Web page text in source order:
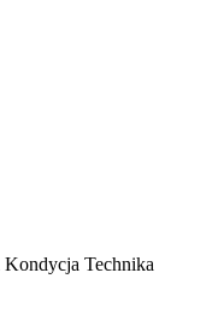
Kondycja Technika